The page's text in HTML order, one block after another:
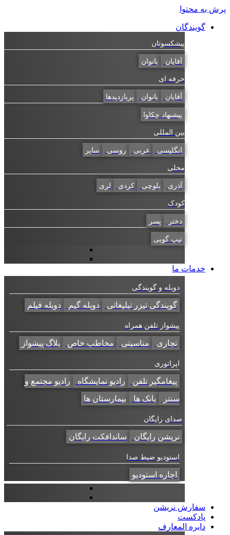
به محتوا
گویندگان
پیشکسوتان
بانوان
حرفه ای
بانوان پربازدیدها
پیشنهاد چکاوا
بین المللی
انگلیسی عربی روسی سایر
محلی
بلوچی کردی لری
کودک
پسر
تیپ گویی
خدمات ما
دوبله و گویندگی
گویندگی تیزر تبلیغاتی دوبله گیم دوبله فیلم
پیشواز تلفن همراه
تجاری مناسبتی مخاطب خاص بلاگ پیشواز
اپراتوری
پیغامگیر تلفن رادیو نمایشگاه رادیو مجتمع و
سنتر بانک ها بیمارستان ها
صدای رایگان
نریشن رایگان ساندافکت رایگان
استودیو ضبط صدا
اجاره استودیو
سفارش نریشن
پادکست
دایره المعارف